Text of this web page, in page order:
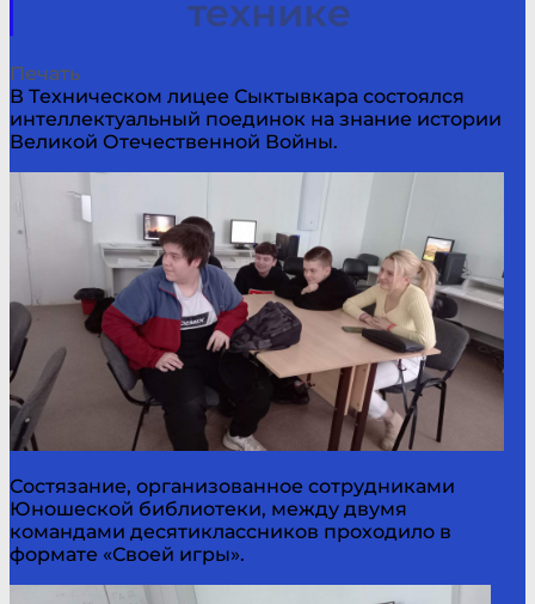
технике
Печать
В Техническом лицее Сыктывкара состоялся
интеллектуальный поединок на знание истории
Великой Отечественной Войны.
Состязание, организованное сотрудниками
Юношеской библиотеки, между двумя
командами десятиклассников проходило в
формате «Своей игры».